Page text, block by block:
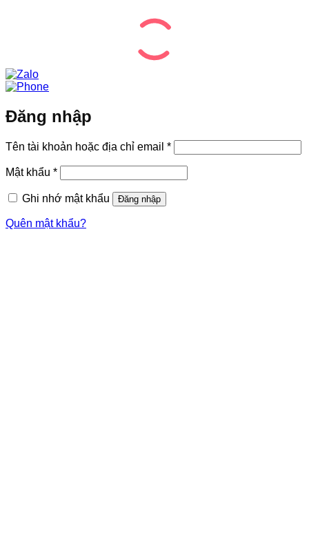
Đăng nhập
Tên tài khoản hoặc địa chỉ email *Bắt
buộc
Mật khẩu *Bắt
buộc
Ghi nhớ mật khẩu
Đăng nhập
Quên mật khẩu?